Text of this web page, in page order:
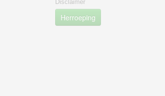
Disclaimer
Herroeping